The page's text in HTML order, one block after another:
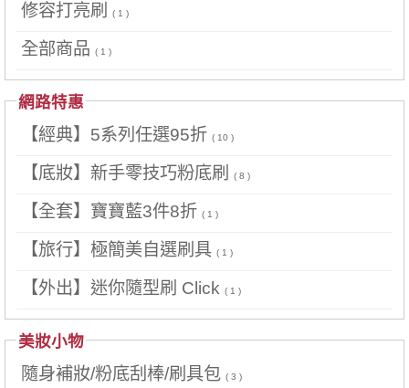
修容打亮刷 ( 1 )
全部商品 ( 1 )
網路特惠
【經典】5系列任選95折 ( 10 )
【底妝】新手零技巧粉底刷 ( 8 )
【全套】寶寶藍3件8折 ( 1 )
【旅行】極簡美自選刷具 ( 1 )
【外出】迷你隨型刷 Click ( 1 )
美妝小物
隨身補妝/粉底刮棒/刷具包 ( 3 )